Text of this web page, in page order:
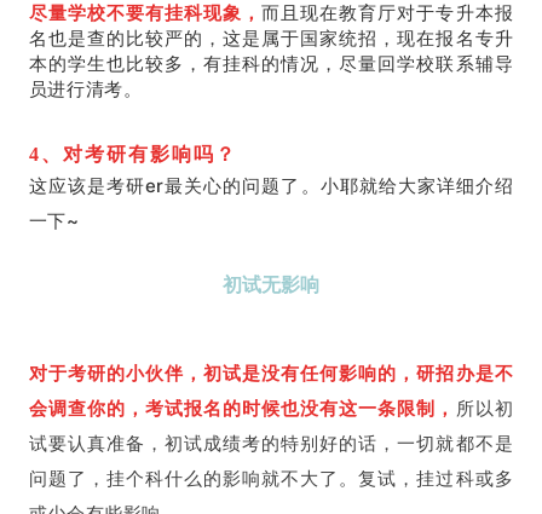
尽量学校不要有挂科现象，而且现在教育厅对于专升本报
名也是查的比较严的，这是属于国家统招，现在报名专升
本的学生也比较多，有挂科的情况，尽量回学校联系辅导
员进行清考。
4、对考研有影响吗？
这应该是考研er最关心的问题了。小耶就给大家详细介绍
一下~
初试无影响
对于考研的小伙伴，初试是没有任何影响的，研招办是不
会调查你的，考试报名的时候也没有这一条限制， 所以初
试要认真准备，初试成绩考的特别好的话，一切就都不是
问题了，挂个科什么的影响就不大了。复试，挂过科或多